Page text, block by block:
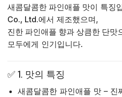
새콤달콤한 파인애플 맛이 특징
Co., Ltd.에서 제조했으며,
진한 파인애플 향과 상큼한 단맛
모두에게 인기입니다.
✅ 1. 맛의 특징
새콤달콤한 파인애플 맛 – 진